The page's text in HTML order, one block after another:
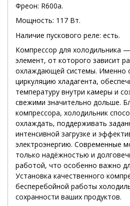
Фреон: R600a.
Мощность: 117 Вт.
Наличие пускового реле: есть.
Компрессор для холодильника
элемент, от которого зависит
охлаждающей системы. Именно
циркуляцию хладагента,
температуру внутри камеры и
свежими значительно дольше.
компрессора, холодильник
охлаждать, поддерживать
интенсивной загрузке и
электроэнергию. Современные
только надёжностью и
работой, что особенно важно
Установка качественного
бесперебойной работы
сохранности ваших продуктов.